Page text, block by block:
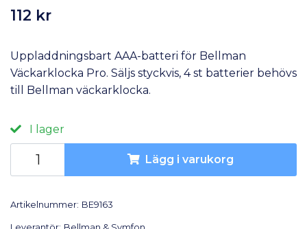
112 kr
Uppladdningsbart AAA-batteri för Bellman
Väckarklocka Pro. Säljs styckvis, 4 st batterier behövs
till Bellman väckarklocka.
I lager
Lägg i varukorg
Artikelnummer: BE9163